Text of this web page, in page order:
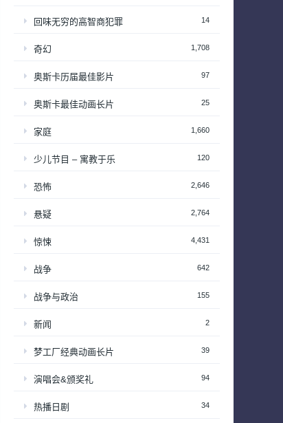
回味无穷的高智商犯罪 14
奇幻 1,708
奥斯卡历届最佳影片 97
奥斯卡最佳动画长片 25
家庭 1,660
少儿节目 – 寓教于乐 120
恐怖 2,646
悬疑 2,764
惊悚 4,431
战争 642
战争与政治 155
新闻 2
梦工厂经典动画长片 39
演唱会&颁奖礼 94
热播日剧 34